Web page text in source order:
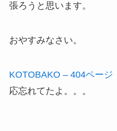
張ろうと思います。
おやすみなさい。
KOTOBAKO – 404ページ
応忘れてたよ。。。